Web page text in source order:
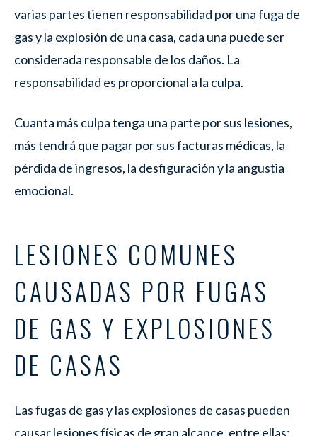
varias partes tienen responsabilidad por una fuga de
gas y la explosión de una casa, cada una puede ser
considerada responsable de los daños. La
responsabilidad es proporcional a la culpa.
Cuanta más culpa tenga una parte por sus lesiones,
más tendrá que pagar por sus facturas médicas, la
pérdida de ingresos, la desfiguración y la angustia
emocional.
LESIONES COMUNES
CAUSADAS POR FUGAS
DE GAS Y EXPLOSIONES
DE CASAS
Las fugas de gas y las explosiones de casas pueden
causar lesiones físicas de gran alcance, entre ellas: